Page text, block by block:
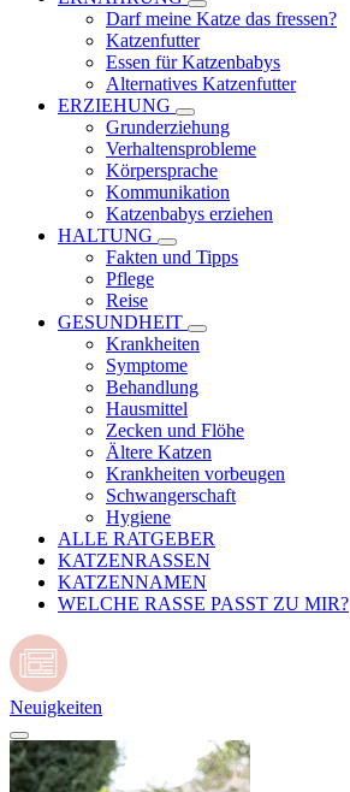
Darf meine Katze das fressen?
Katzenfutter
Essen für Katzenbabys
Alternatives Katzenfutter
ERZIEHUNG
Grunderziehung
Verhaltensprobleme
Körpersprache
Kommunikation
Katzenbabys erziehen
HALTUNG
Fakten und Tipps
Pflege
Reise
GESUNDHEIT
Krankheiten
Symptome
Behandlung
Hausmittel
Zecken und Flöhe
Ältere Katzen
Krankheiten vorbeugen
Schwangerschaft
Hygiene
ALLE RATGEBER
KATZENRASSEN
KATZENNAMEN
WELCHE RASSE PASST ZU MIR?
Neuigkeiten